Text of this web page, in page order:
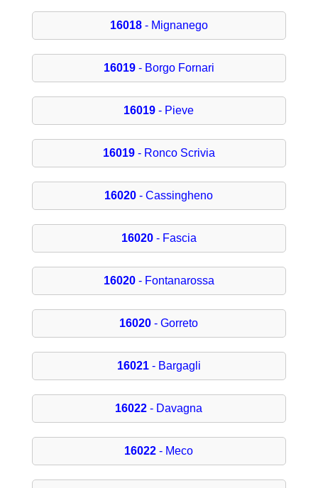
16018- Mignanego
16019- Borgo Fornari
16019 - Pieve
16019- Ronco Scrivia
16020 - Cassingheno
16020- Fascia
16020- Fontanarossa
16020 - Gorreto
16021- Bargagli
16022 - Davagna
16022 - Meco